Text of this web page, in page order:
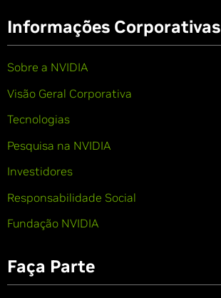
Informações Corporativas
Sobre a NVIDIA
Visão Geral Corporativa
Tecnologias
Pesquisa na NVIDIA
Investidores
Responsabilidade Social
Fundação NVIDIA
Faça Parte